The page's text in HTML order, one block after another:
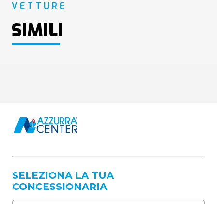
VETTURE
SIMILI
SELEZIONA LA TUA
CONCESSIONARIA